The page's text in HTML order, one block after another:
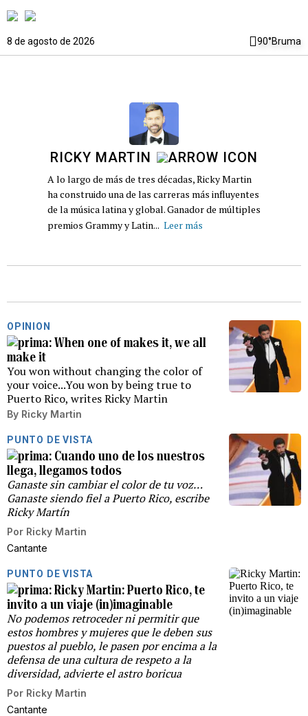
8 de agosto de 2026 90°Bruma
RICKY MARTIN
A lo largo de más de tres décadas, Ricky Martin
ha construido una de las carreras más influyentes
de la música latina y global. Ganador de múltiples
premios Grammy y Latin... Leer más
OPINION
When one of makes it, we all
make it
You won without changing the color of
your voice...You won by being true to
Puerto Rico, writes Ricky Martin
By Ricky Martin
PUNTO DE VISTA
Cuando uno de los nuestros
llega, llegamos todos
Ganaste sin cambiar el color de tu voz…
Ganaste siendo fiel a Puerto Rico, escribe
Ricky Martín
Por Ricky Martin
Cantante
PUNTO DE VISTA
Ricky Martin: Puerto Rico, te
invito a un viaje (in)imaginable
No podemos retroceder ni permitir que
estos hombres y mujeres que le deben sus
puestos al pueblo, le pasen por encima a la
defensa de una cultura de respeto a la
diversidad, advierte el astro boricua
Por Ricky Martin
Cantante